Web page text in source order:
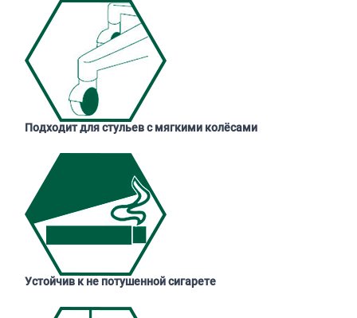
Подходит для стульев с мягкими колёсами
Устойчив к не потушенной сигарете